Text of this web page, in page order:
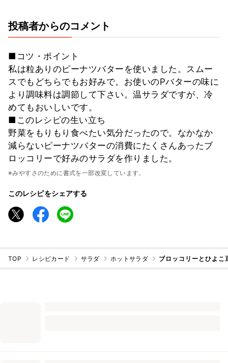
投稿者からのコメント
■コツ・ポイント
私は粒ありのピーナツバターを使いました。スムー
スでもどちらでもお好みで。お使いのPバターの味に
より調味料は調節して下さい。温サラダですが、冷
めてもおいしいです。
■このレシピの生い立ち
野菜をもりもり食べたい気分だったので。なかなか
減らないピーナツバターの消費にたくさんあったブ
ロッコリーで好みのサラダを作りました。
※みやすさのために書式を一部改変しています。
このレシピをシェアする
TOP レシピカード サラダ ホットサラダ ブロッコリーとひよこ